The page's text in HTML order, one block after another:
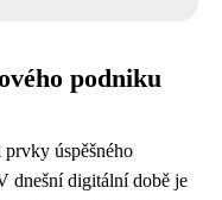
podniku
úspěšného
dnešní digitální době je